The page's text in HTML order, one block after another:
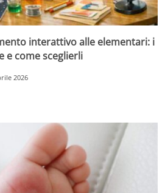
interattivo alle elementari: i
e come sceglierli
2026